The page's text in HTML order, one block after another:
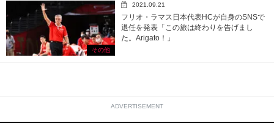
その他
2021.09.21
フリオ・ラマス日本代表HCが自身のSNSで
退任を発表「この旅は終わりを告げまし
た。Arigato！」
ADVERTISEMENT